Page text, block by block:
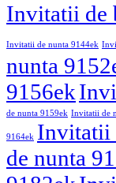
Invitatii de
Invitatii de nunta 9144ek
nunta
9156ek
de nunta 9159ek Invitatii de
9164ek Invitatii
de nunta